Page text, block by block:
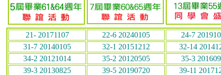
21- 20171107 22-6 20240105
24-7
31-7 20140105
32-1 20151212
32-14
34-2 20121014
35-2 20120505
35-3
39-3 20130825
39-5 20190720
39-11